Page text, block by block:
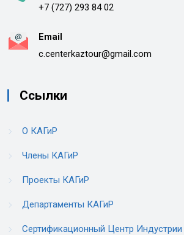
+7 (727) 293 84 02
Email
c.centerkaztour@gmail.com
Ссылки
О КАГиР
Члены КАГиР
Проекты КАГиР
Департаменты КАГиР
Сертификационный Центр Индустрии